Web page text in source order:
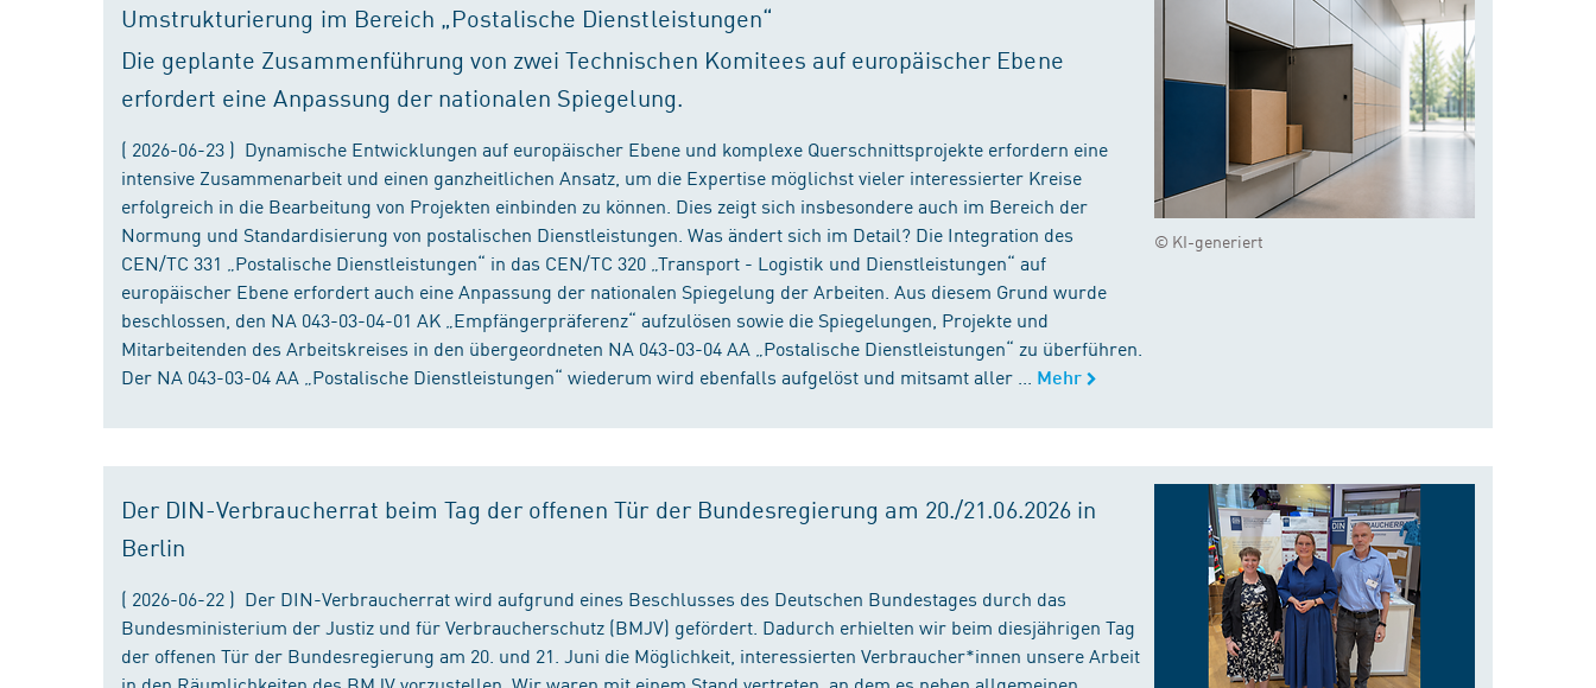
© KI-generiert
Umstrukturierung im Bereich „Postalische Dienstleistungen“
Die geplante Zusammenführung von zwei Technischen Komitees auf europäischer Ebene
erfordert eine Anpassung der nationalen Spiegelung.
( 2026-06-23 ) Dynamische Entwicklungen auf europäischer Ebene und komplexe Querschnittsprojekte erfordern eine
intensive Zusammenarbeit und einen ganzheitlichen Ansatz, um die Expertise möglichst vieler interessierter Kreise
erfolgreich in die Bearbeitung von Projekten einbinden zu können. Dies zeigt sich insbesondere auch im Bereich der
Normung und Standardisierung von postalischen Dienstleistungen. Was ändert sich im Detail? Die Integration des
CEN/TC 331 „Postalische Dienstleistungen“ in das CEN/TC 320 „Transport - Logistik und Dienstleistungen“ auf
europäischer Ebene erfordert auch eine Anpassung der nationalen Spiegelung der Arbeiten. Aus diesem Grund wurde
beschlossen, den NA 043-03-04-01 AK „Empfängerpräferenz“ aufzulösen sowie die Spiegelungen, Projekte und
Mitarbeitenden des Arbeitskreises in den übergeordneten NA 043-03-04 AA „Postalische Dienstleistungen“ zu überführen.
Der NA 043-03-04 AA „Postalische Dienstleistungen“ wiederum wird ebenfalls aufgelöst und mitsamt aller ...
Mehr
Der DIN-Verbraucherrat beim Tag der offenen Tür der Bundesregierung am 20./21.06.2026 in
Berlin
( 2026-06-22 ) Der DIN-Verbraucherrat wird aufgrund eines Beschlusses des Deutschen Bundestages durch das
Bundesministerium der Justiz und für Verbraucherschutz (BMJV) gefördert. Dadurch erhielten wir beim diesjährigen Tag
der offenen Tür der Bundesregierung am 20. und 21. Juni die Möglichkeit, interessierten Verbraucher*innen unsere Arbeit